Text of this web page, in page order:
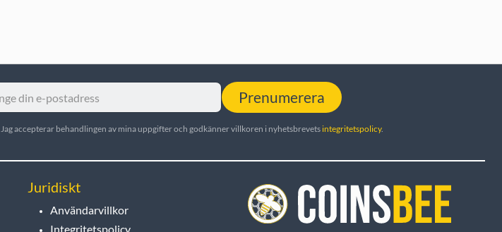
Prenumerera
Jag accepterar behandlingen av mina uppgifter och godkänner villkoren i nyhetsbrevets integritetspolicy.
Juridiskt
Användarvillkor
Integritetspolicy